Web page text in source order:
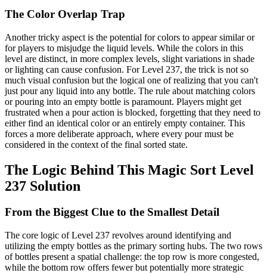
The Color Overlap Trap
Another tricky aspect is the potential for colors to appear similar or
for players to misjudge the liquid levels. While the colors in this
level are distinct, in more complex levels, slight variations in shade
or lighting can cause confusion. For Level 237, the trick is not so
much visual confusion but the logical one of realizing that you can't
just pour any liquid into any bottle. The rule about matching colors
or pouring into an empty bottle is paramount. Players might get
frustrated when a pour action is blocked, forgetting that they need to
either find an identical color or an entirely empty container. This
forces a more deliberate approach, where every pour must be
considered in the context of the final sorted state.
The Logic Behind This Magic Sort Level
237 Solution
From the Biggest Clue to the Smallest Detail
The core logic of Level 237 revolves around identifying and
utilizing the empty bottles as the primary sorting hubs. The two rows
of bottles present a spatial challenge: the top row is more congested,
while the bottom row offers fewer but potentially more strategic